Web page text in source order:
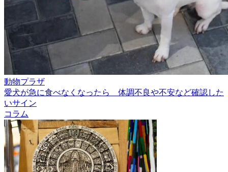
動物プラザ
愛犬が急に食べなくなったら 体調不良や不安など確認した
いサイン
コラム